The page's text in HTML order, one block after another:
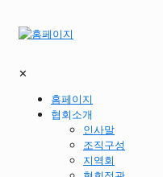
✕
홈페이지
협회소개
인사말
조직구성
지역회